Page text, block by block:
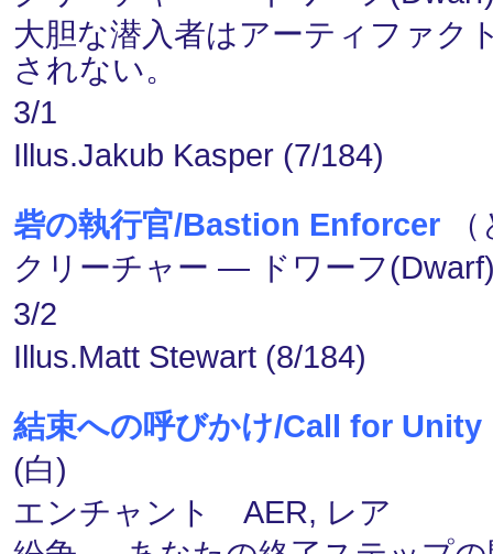
大胆な潜入者はアーティファク
されない。
3/1
Illus.Jakub Kasper (7/184)
砦の執行官/Bastion Enforcer
クリーチャー ― ドワーフ
3/2
Illus.Matt Stewart (8/184)
結束への呼びかけ/Call for Unity
(白)
エンチャント AER, レア